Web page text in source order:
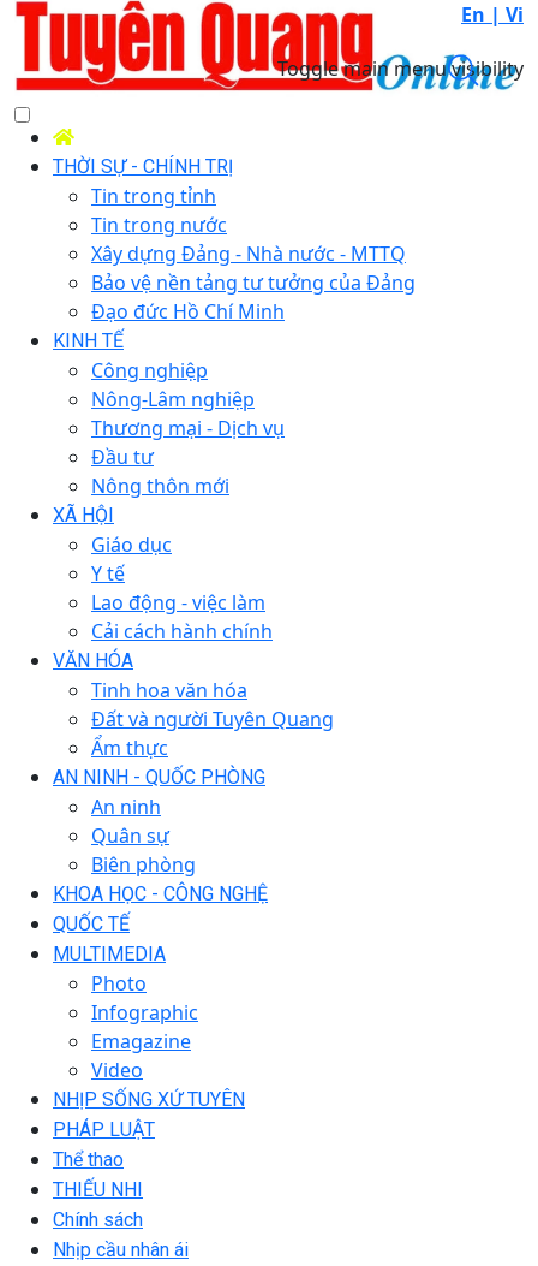
En | Vi
Toggle main menu visibility
THỜI SỰ - CHÍNH TRỊ
Tin trong tỉnh
Tin trong nước
Xây dựng Đảng - Nhà nước - MTTQ
Bảo vệ nền tảng tư tưởng của Đảng
Đạo đức Hồ Chí Minh
KINH TẾ
Công nghiệp
Nông-Lâm nghiệp
Thương mại - Dịch vụ
Đầu tư
Nông thôn mới
XÃ HỘI
Giáo dục
Y tế
Lao động - việc làm
Cải cách hành chính
VĂN HÓA
Tinh hoa văn hóa
Đất và người Tuyên Quang
Ẩm thực
AN NINH - QUỐC PHÒNG
An ninh
Quân sự
Biên phòng
KHOA HỌC - CÔNG NGHỆ
QUỐC TẾ
MULTIMEDIA
Photo
Infographic
Emagazine
Video
NHỊP SỐNG XỨ TUYÊN
PHÁP LUẬT
Thể thao
THIẾU NHI
Chính sách
Nhịp cầu nhân ái